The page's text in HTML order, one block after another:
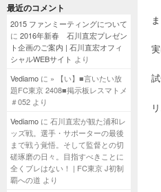
最近のコメント
2015 ファンミーティングについて
に 2016年新春 石川直宏プレゼン
ト企画のご案内 | 石川直宏オフィ
シャルWEBサイト より
Vediamo に » 【い】■言いたい放
題FC東京 2408■掲示板レスマトメ
＃052 より
Vediamo に 石川直宏が観た浦和レ
ッズ戦。選手・サポーターの最後
まで戦う覚悟。そして監督との切
磋琢磨の日々。目指すべきことに
全くブレはない！ | FC東京 J初制
覇への道 より